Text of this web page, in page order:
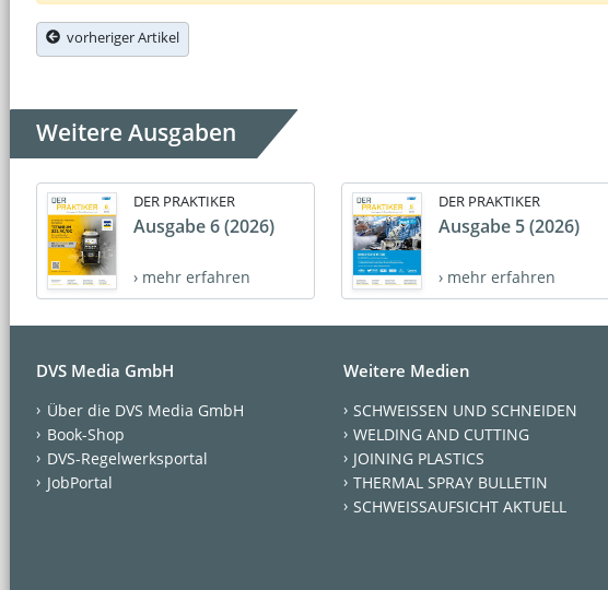
vorheriger Artikel
Weitere Ausgaben
DER PRAKTIKER
Ausgabe 6 (2026)
› mehr erfahren
DER PRAKTIKER
Ausgabe 5 (2026)
› mehr erfahren
DVS Media GmbH
Über die DVS Media GmbH
Book-Shop
DVS-Regelwerksportal
JobPortal
Weitere Medien
SCHWEISSEN UND SCHNEIDEN
WELDING AND CUTTING
JOINING PLASTICS
THERMAL SPRAY BULLETIN
SCHWEISSAUFSICHT AKTUELL